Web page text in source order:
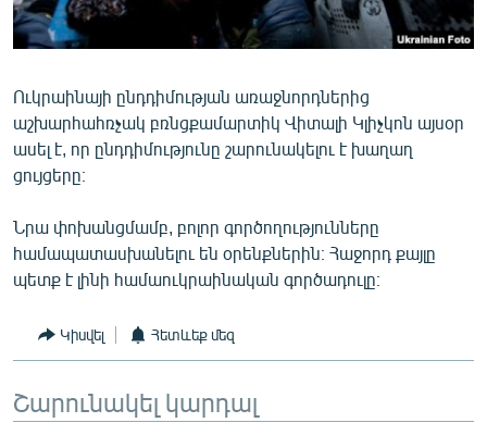
ՄԵԿՆԱԲԱՆՈՒԹՅՈՒՆ
ՏՏ ԵՒ ԻՆՏԵՐՆԵՏ
ԿՈՐՈՆԱՎԻՐՈՒՍ
ԱՐԽԻՎ
ՏԵՍԱՆՅՈՒԹԵՐ
ՁԳՏԵԼՈՎ ԼԱՎԱԳՈՒՅՆԻՆ
ՓՈԴՔԱՍԹ
Հայերեն
Русский
Ուկրաինայի ընդդիմության առաջնորդներից
աշխարհահռչակ բռնցքամարտիկ Վիտալի Կլիչկոն այսօր
ասել է, որ ընդդիմությունը շարունակելու է խաղաղ
ցույցերը։
Նրա փոխանցմամբ, բոլոր գործողությունները
համապատասխանելու են օրենքներին։ Հաջորդ քայլը
պետք է լինի համաուկրաինական գործադուլը։
Կիսվել Հետևեք մեզ
Շարունակել կարդալ